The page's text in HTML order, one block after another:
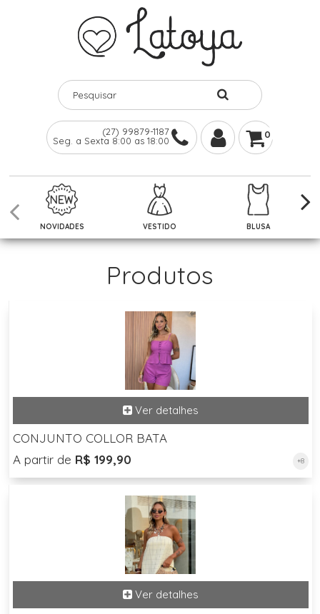
(27) 99879-1187
Seg. a Sexta 8:00 as 18:00
0
NOVIDADES VESTIDO BLUSA
Produtos
CONJUNTO COLLOR BATA
A partir de R$ 199,90 +8